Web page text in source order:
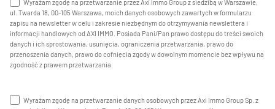
Wyrażam zgodę na przetwarzanie przez Axi Immo Group z siedzibą w Warszawie,
ul. Twarda 18, 00-105 Warszawa, moich danych osobowych zawartych w formularzu
zapisu na newsletter w celu i zakresie niezbędnym do otrzymywania newslettera i
informacji handlowych od AXI IMMO. Posiada Pani/Pan prawo dostępu do treści swoich
danych i ich sprostowania, usunięcia, ograniczenia przetwarzania, prawo do
przenoszenia danych, prawo do cofnięcia zgody w dowolnym momencie bez wpływu na
zgodność z prawem przetwarzania.
Wyrażam zgodę na przetwarzanie danych osobowych przez Axi Immo Group Sp. z